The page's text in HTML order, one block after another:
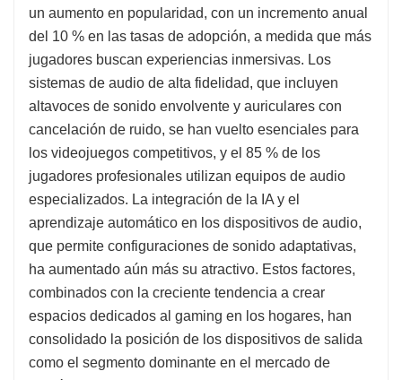
un aumento en popularidad, con un incremento anual
del 10 % en las tasas de adopción, a medida que más
jugadores buscan experiencias inmersivas. Los
sistemas de audio de alta fidelidad, que incluyen
altavoces de sonido envolvente y auriculares con
cancelación de ruido, se han vuelto esenciales para
los videojuegos competitivos, y el 85 % de los
jugadores profesionales utilizan equipos de audio
especializados. La integración de la IA y el
aprendizaje automático en los dispositivos de audio,
que permite configuraciones de sonido adaptativas,
ha aumentado aún más su atractivo. Estos factores,
combinados con la creciente tendencia a crear
espacios dedicados al gaming en los hogares, han
consolidado la posición de los dispositivos de salida
como el segmento dominante en el mercado de